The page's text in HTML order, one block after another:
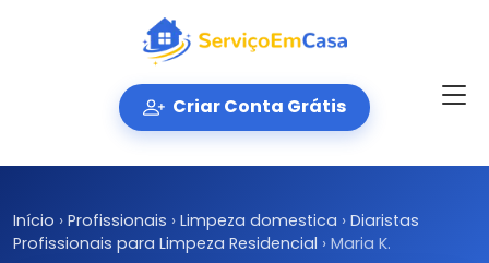
Criar Conta Grátis
Início › Profissionais › Limpeza domestica › Diaristas
Profissionais para Limpeza Residencial › Maria K.